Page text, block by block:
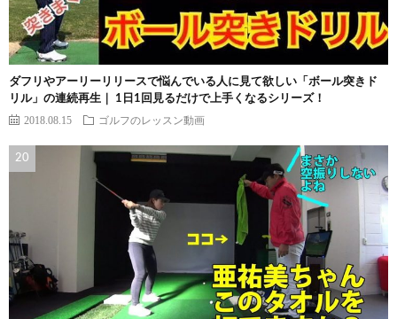
ダフリやアーリーリリースで悩んでいる人に見て欲しい「ボール突きド
リル」の連続再生｜ 1日1回見るだけで上手くなるシリーズ！
2018.08.15 ゴルフのレッスン動画